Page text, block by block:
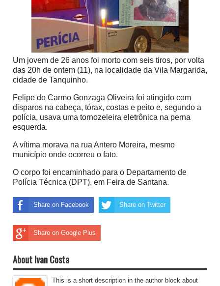
Um jovem de 26 anos foi morto com seis tiros, por volta
das 20h de ontem (11), na localidade da Vila Margarida,
cidade de Tanquinho.
Felipe do Carmo Gonzaga Oliveira foi atingido com
disparos na cabeça, tórax, costas e peito e, segundo a
polícia, usava uma tornozeleira eletrônica na perna
esquerda.
A vítima morava na rua Antero Moreira, mesmo
município onde ocorreu o fato.
O corpo foi encaminhado para o Departamento de
Polícia Técnica (DPT), em Feira de Santana.
Share on Facebook Share on Twitter
Share on Google Plus
About Ivan Costa
This is a short description in the author block about